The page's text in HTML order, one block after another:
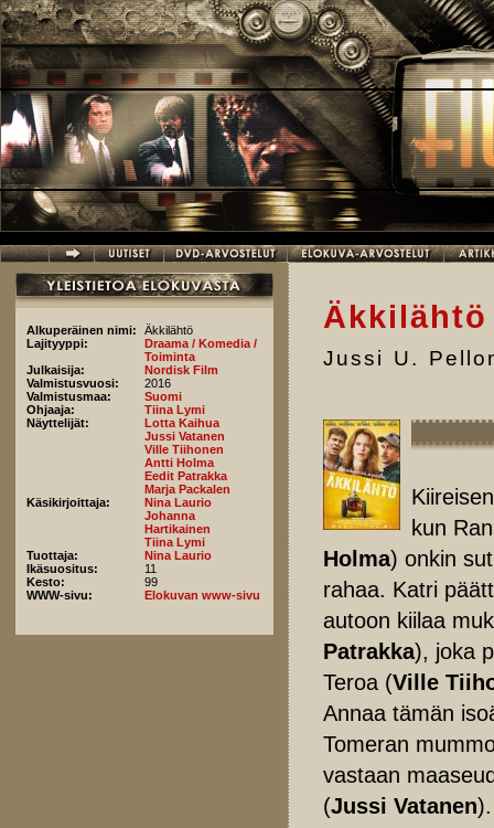
Hyppää pääsisältöön
Alkuperäinen nimi:
Äkkilähtö
Lajityyppi:
Draama / Komedia /
Toiminta
Julkaisija:
Nordisk Film
Valmistusvuosi:
2016
Valmistusmaa:
Suomi
Ohjaaja:
Tiina Lymi
Näyttelijät:
Lotta Kaihua
Jussi Vatanen
Ville Tiihonen
Antti Holma
Eedit Patrakka
Marja Packalen
Käsikirjoittaja:
Nina Laurio
Johanna
Hartikainen
Tiina Lymi
Tuottaja:
Nina Laurio
Ikäsuositus:
11
Kesto:
99
WWW-sivu:
Elokuvan www-sivu
Äkkilähtö
Jussi U.
kun
Holma) onkin
rahaa. Katri
autoon kiilaa
Patrakka), joka
Teroa (Ville
Annaa tämän
Tomeran
vastaan
(Jussi Vatanen).